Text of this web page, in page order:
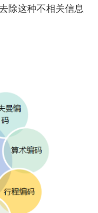
除这种不相关信息